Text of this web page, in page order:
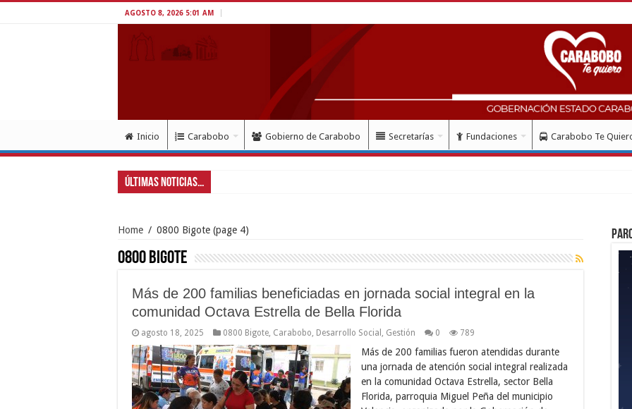
AGOSTO 8, 2026 5:01 AM
Inicio Carabobo Gobierno de Carabobo Secretarías Fundaciones Carabobo Te
Últimas Noticias...
Home / 0800 Bigote (page 4)
0800 Bigote
Más de 200 familias beneficiadas en jornada social integral en la
comunidad Octava Estrella de Bella Florida
agosto 18, 2025 0800 Bigote Carabobo Desarrollo Social Gestión 0 789
Más de 200 familias fueron atendidas durante
una jornada de atención social integral realizada
en la comunidad Octava Estrella, sector Bella
Florida, parroquia Miguel Peña del municipio